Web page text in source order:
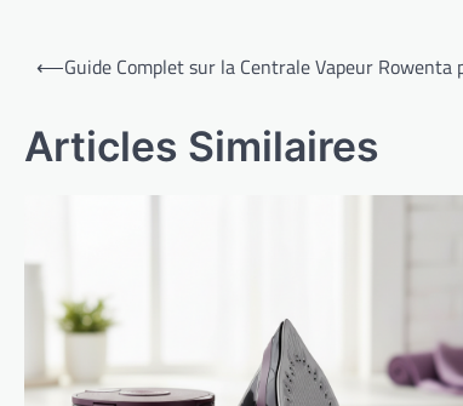
Navigation
l’article
⟵Guide Complet sur la Centrale Vapeur
Articles Similaires